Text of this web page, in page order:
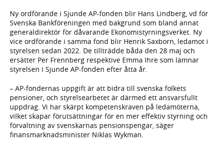
Ny ordförande i Sjunde AP-fonden blir Hans Lindberg, vd för
Svenska Bankföreningen med bakgrund som bland annat
generaldirektör för dåvarande Ekonomistyrningsverket. Ny
vice ordförande i samma fond blir Henrik Saxborn, ledamot i
styrelsen sedan 2022. De tillträdde båda den 28 maj och
ersätter Per Frennberg respektive Emma Ihre som lämnar
styrelsen i Sjunde AP-fonden efter åtta år.
– AP-fondernas uppgift är att bidra till svenska folkets
pensioner, och styrelsearbetet är därmed ett ansvarsfullt
uppdrag. Vi har skärpt kompetenskraven på ledamöterna,
vilket skapar förutsättningar för en mer effektiv styrning och
förvaltning av svenskarnas pensionspengar, säger
finansmarknadsminister Niklas Wykman.